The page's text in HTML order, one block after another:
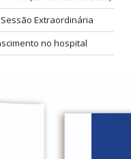
Sessão Extraordinária
no hospital